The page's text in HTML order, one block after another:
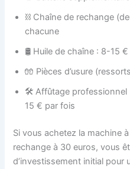
⛓️ Chaîne de rechange
chacune
🛢️ Huile de chaîne : 8-15 €
🧤 Pièces d’usure
🛠️ Affûtage professionnel
15 € par fois
Si vous achetez la machine
rechange à 30 euros, vous
d’investissement initial pour